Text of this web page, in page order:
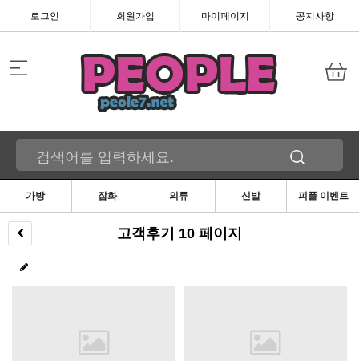
로그인 회원가입 마이페이지 공지사항
가방 잡화 의류 신발 피플 이벤트
고객후기 10 페이지